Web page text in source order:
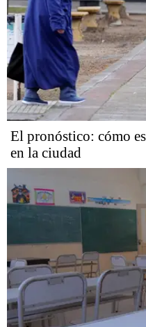
El pronóstico: cómo
en la ciudad